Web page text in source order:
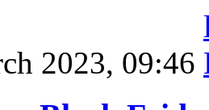
2023, 09:46